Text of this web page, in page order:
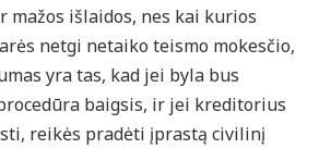
mažos išlaidos, nes kai kurios
netgi netaiko teismo mokesčio,
yra tas, kad jei byla bus
baigsis, ir jei kreditorius
reikės pradėti įprastą civilinį